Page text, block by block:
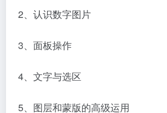
2、认识数字图片
3、面板操作
4、文字与选区
5、图层和蒙版的高级运用